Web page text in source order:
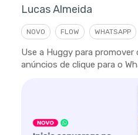
Lucas Almeida
NOVO FLOW WHATSAPP
Use a Huggy para
anúncios de clique para o